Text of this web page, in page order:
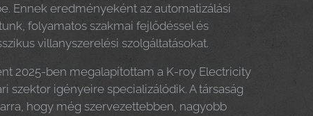
Ennek eredményeként az automatizálási
folyamatos szakmai fejlődéssel és
villanyszerelési szolgáltatásokat.
2025-ben megalapítottam a K-roy Electricity
szektor igényeire specializálódik. A társaság
hogy még szervezettebben, nagyobb